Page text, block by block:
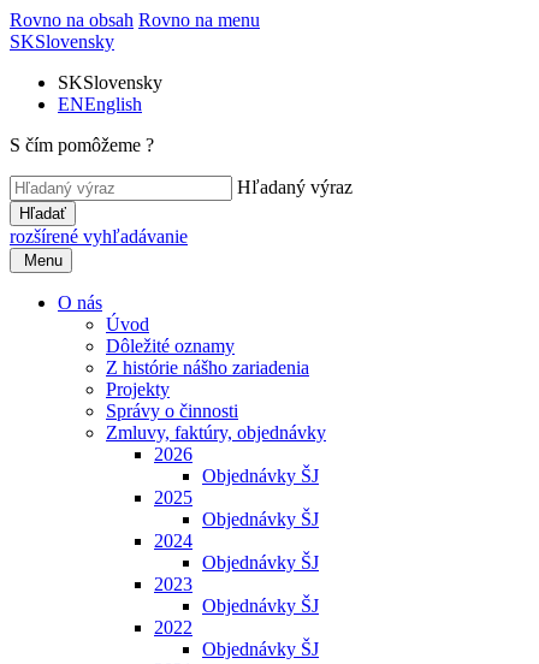
Rovno na obsah Rovno na menu
SKSlovensky
SKSlovensky
ENEnglish
S čím pomôžeme ?
Hľadaný výraz
Hľadať
rozšírené vyhľadávanie
Menu
O nás
Úvod
Dôležité oznamy
Z histórie nášho zariadenia
Projekty
Správy o činnosti
Zmluvy, faktúry, objednávky
2026
Objednávky ŠJ
2025
Objednávky ŠJ
2024
Objednávky ŠJ
2023
Objednávky ŠJ
2022
Objednávky ŠJ